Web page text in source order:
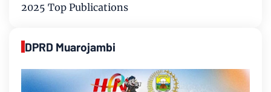
2025 Top Publications
DPRD Muarojambi